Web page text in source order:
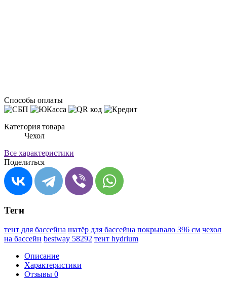
Способы оплаты
Категория товара
Чехол
Все характеристики
Поделиться
Теги
тент для бассейна шатёр для бассейна покрывало 396 см чехол
на бассейн bestway 58292 тент hydrium
Описание
Характеристики
Отзывы 0